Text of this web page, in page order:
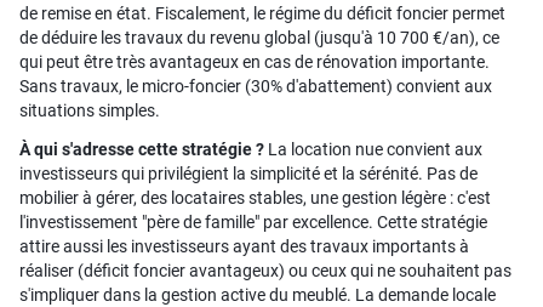
de remise en état. Fiscalement, le régime du déficit foncier permet
de déduire les travaux du revenu global (jusqu'à 10 700 €/an), ce
qui peut être très avantageux en cas de rénovation importante.
Sans travaux, le micro-foncier (30% d'abattement) convient aux
situations simples.
À qui s'adresse cette stratégie ? La location nue convient aux
investisseurs qui privilégient la simplicité et la sérénité. Pas de
mobilier à gérer, des locataires stables, une gestion légère : c'est
l'investissement "père de famille" par excellence. Cette stratégie
attire aussi les investisseurs ayant des travaux importants à
réaliser (déficit foncier avantageux) ou ceux qui ne souhaitent pas
s'impliquer dans la gestion active du meublé. La demande locale